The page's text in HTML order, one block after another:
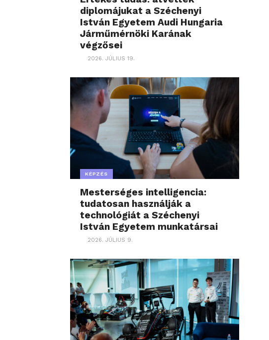
diplomájukat a Széchenyi
István Egyetem Audi Hungaria
Járműmérnöki Karának
végzősei
2026. JÚLIUS 19.
KÉPZÉS
Mesterséges intelligencia:
tudatosan használják a
technológiát a Széchenyi
István Egyetem munkatársai
2026. JÚLIUS 9.